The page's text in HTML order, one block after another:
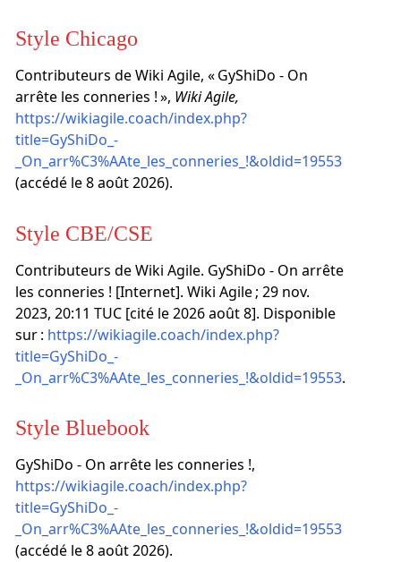
Style Chicago
Contributeurs de Wiki Agile, « GyShiDo - On
arrête les conneries ! », Wiki Agile,
https://wikiagile.coach/index.php?
title=GyShiDo_-
_On_arr%C3%AAte_les_conneries_!&oldid=19553
(accédé le 8 août 2026).
Style CBE/CSE
Contributeurs de Wiki Agile. GyShiDo - On arrête
les conneries ! [Internet]. Wiki Agile ; 29 nov.
2023, 20:11 TUC [cité le 2026 août 8]. Disponible
sur : https://wikiagile.coach/index.php?
title=GyShiDo_-
_On_arr%C3%AAte_les_conneries_!&oldid=19553.
Style Bluebook
GyShiDo - On arrête les conneries !,
https://wikiagile.coach/index.php?
title=GyShiDo_-
_On_arr%C3%AAte_les_conneries_!&oldid=19553
(accédé le 8 août 2026).